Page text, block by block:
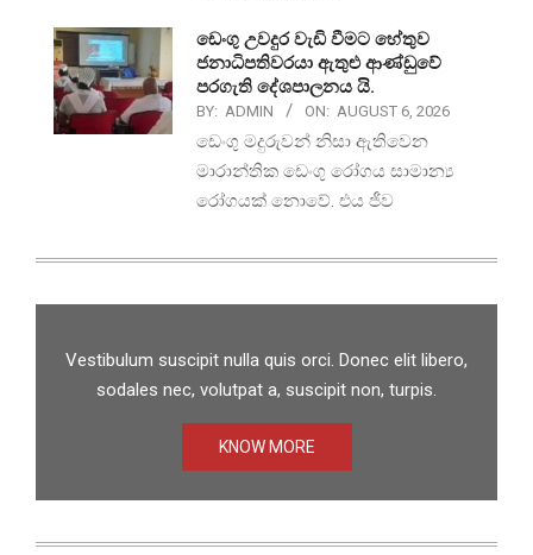
ඩෙංගු උවදුර වැඩි වීමට හේතුව
ජනාධිපතිවරයා ඇතුළු ආණ්ඩුවේ
පරගැති දේශපාලනය යි.
BY: ADMIN ON: AUGUST 6, 2026
ඩෙංගු මදුරුවන් නිසා ඇතිවෙන
මාරාන්තික ඩෙංගු රෝගය සාමාන්‍ය
රෝගයක් නොවේ. එය ජීව
Vestibulum suscipit nulla quis orci. Donec elit libero,
sodales nec, volutpat a, suscipit non, turpis.
KNOW MORE